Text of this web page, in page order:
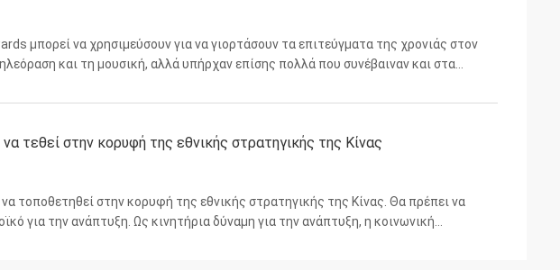
μπορεί να χρησιμεύσουν για να γιορτάσουν τα επιτεύγματα της χρονιάς στον
και τη μουσική, αλλά υπήρχαν επίσης πολλά που συνέβαιναν και στα
τεθεί στην κορυφή της εθνικής στρατηγικής της Κίνας
τοποθετηθεί στην κορυφή της εθνικής στρατηγικής της Κίνας. Θα πρέπει να
για την ανάπτυξη. Ως κινητήρια δύναμη για την ανάπτυξη, η κοινωνική